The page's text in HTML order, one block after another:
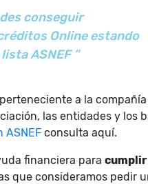
conseguir
Online estando
ASNEF ”
a la
las entidades y los
ASNEF consulta aquí.
financiera para cumplir
que consideramos pedir